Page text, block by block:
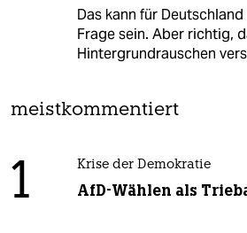
Das kann für
Frage sein. Aber richtig,
Hintergrundrauschen
meistkommentiert
1 Krise der Demokratie
AfD-Wählen als